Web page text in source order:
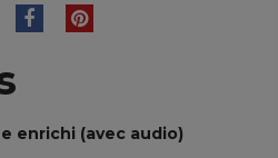
PARTAGERPINTEREST
enrichi (avec audio)